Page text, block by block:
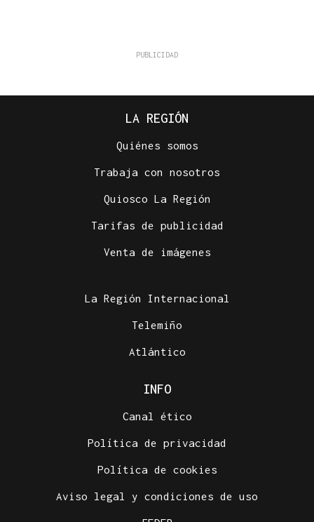
LA REGIÓN
Quiénes somos
Trabaja con nosotros
Quiosco La Región
Tarifas de publicidad
Venta de imágenes
La Región Internacional
Telemiño
Atlántico
INFO
Canal ético
Política de privacidad
Política de cookies
Aviso legal y condiciones de uso